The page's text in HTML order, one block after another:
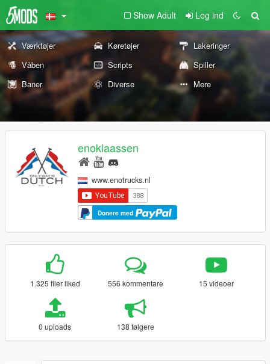
Show Adult Log ind
Værktøjer Køretøjer
Lakeringer
Våben
Scripts
Spiller
Baner
Diverse Mere
enoklaassen
www.enotrucks.nl
Donere med
1.325 filer liked 556 kommentare 15 videoer
0 uploads 138 følgere